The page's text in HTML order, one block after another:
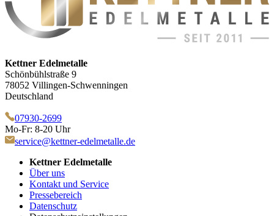
Kettner Edelmetalle
Schönbühlstraße 9
78052 Villingen-Schwenningen
Deutschland
07930-2699
Mo-Fr: 8-20 Uhr
service@kettner-edelmetalle.de
Kettner Edelmetalle
Über uns
Kontakt und Service
Pressebereich
Datenschutz